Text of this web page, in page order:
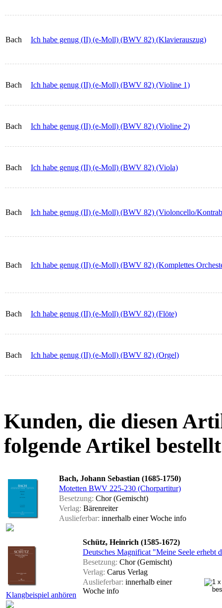
Bach Ich habe genug (II) (e-Moll) (BWV 82) (Klavierauszug)
Bach Ich habe genug (II) (e-Moll) (BWV 82) (Violine 1)
Bach Ich habe genug (II) (e-Moll) (BWV 82) (Violine 2)
Bach Ich habe genug (II) (e-Moll) (BWV 82) (Viola)
Bach Ich habe genug (II) (e-Moll) (BWV 82) (Violoncello/
Bach Ich habe genug (II) (e-Moll) (BWV 82) (Komplettes
Bach Ich habe genug (II) (e-Moll) (BWV 82) (Flöte)
Bach Ich habe genug (II) (e-Moll) (BWV 82) (Orgel)
Kunden, die diesen
folgende Artikel
Bach, Johann Sebastian (1685-1750)
Motetten BWV 225-230 (Chorpartitur)
Besetzung: Chor (Gemischt)
Verlag: Bärenreiter
Auslieferbar: innerhalb einer Woche info
Klangbeispiel anhören
Schütz, Heinrich (1585-1672)
Deutsches Magnificat "Meine Seele
Besetzung: Chor (Gemischt)
Verlag: Carus Verlag
Auslieferbar: innerhalb einer
Woche info